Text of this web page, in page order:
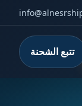
تتبع الشحنة